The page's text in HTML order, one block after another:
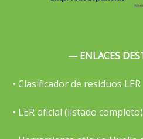
— ENLACES
• Clasificador de residuos LER
• LER oficial (listado completo)